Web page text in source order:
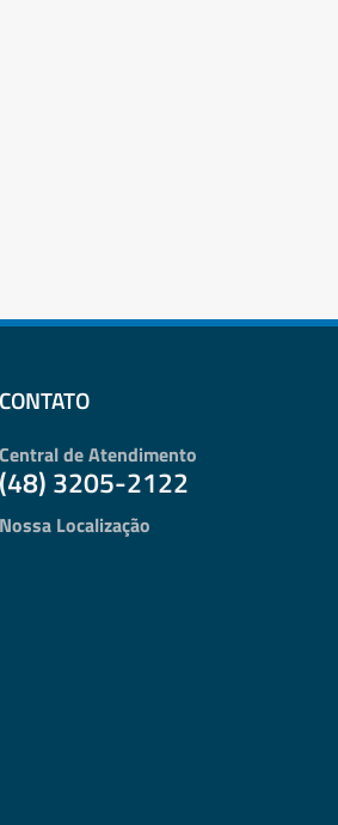
CONTATO
Central de Atendimento
(48) 3205-2122
Nossa Localização